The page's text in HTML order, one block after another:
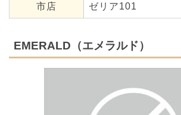
市店
ゼリア101
EMERALD（エメラルド）